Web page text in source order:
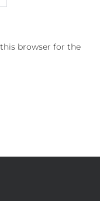
browser for the